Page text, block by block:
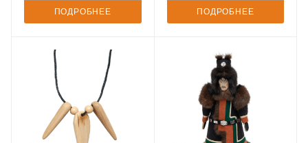
ПОДРОБНЕЕ ПОДРОБНЕЕ